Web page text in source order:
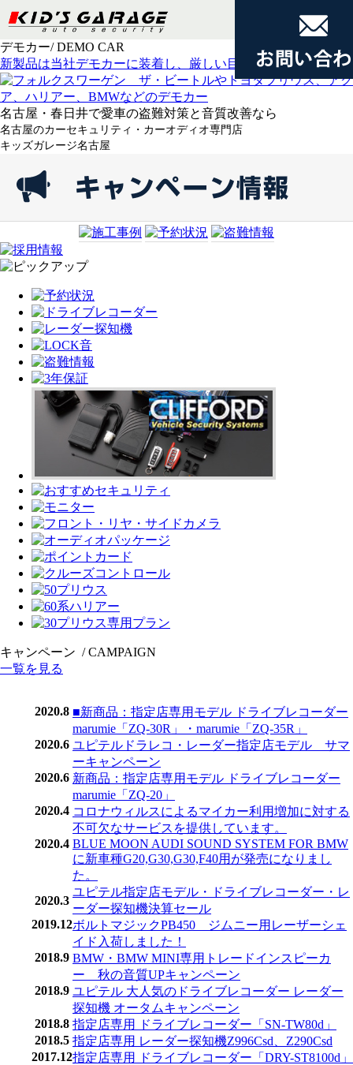
デモカー/ DEMO CAR
新製品は当社デモカーに装着し、厳しい目でテスト
名古屋・春日井で愛車の盗難対策と音質改善なら
名古屋のカーセキュリティ・カーオディオ専門店
キッズガレージ名古屋
キャンペーン / CAMPAIGN
一覧を見る
2020.8 ■新商品：指定店専用モデル ドライブレコーダー
marumie「ZQ-30R」・marumie「ZQ-35R」
2020.6 ユピテルドラレコ・レーダー指定店モデル サマ
ーキャンペーン
2020.6 新商品：指定店専用モデル ドライブレコーダー
marumie「ZQ-20」
2020.4 コロナウィルスによるマイカー利用増加に対する
不可欠なサービスを提供しています。
2020.4 BLUE MOON AUDI SOUND SYSTEM FOR BMW
に新車種G20,G30,G30,F40用が発売になりまし
た。
2020.3
ユピテル指定店モデル・ドライブレコーダー・レ
ーダー探知機決算セール
2019.12ボルトマジックPB450 ジムニー用レーザーシェ
イド入荷しました！
2018.9 BMW・BMW MINI専用トレードインスピーカ
ー 秋の音質UPキャンペーン
2018.9 ユピテル 大人気のドライブレコーダー レーダー
探知機 オータムキャンペーン
2018.8 指定店専用 ドライブレコーダー「SN-TW80d」
2018.5 指定店専用 レーダー探知機Z996Csd、Z290Csd
2017.12指定店専用 ドライブレコーダー「DRY-ST8100d」